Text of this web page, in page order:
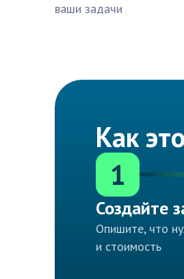
ваши задачи
Как
1
Создайте
Опишите, что
и стоимость